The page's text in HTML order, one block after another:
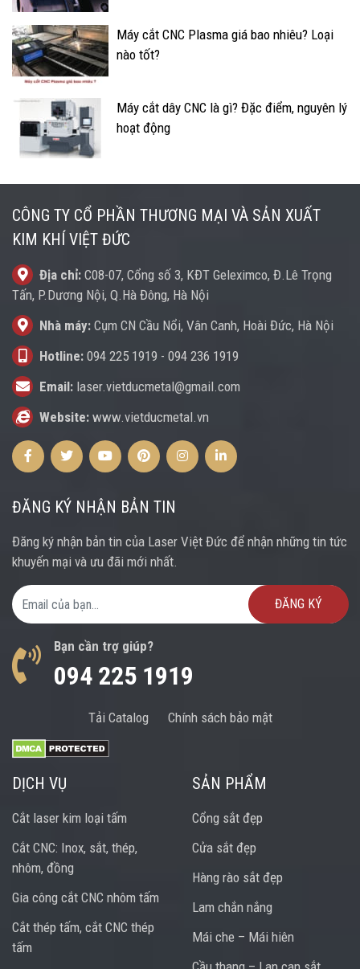
Máy cắt CNC Plasma giá bao nhiêu? Loại
nào tốt?
Máy cắt dây CNC là gì? Đặc điểm, nguyên lý
hoạt động
CÔNG TY CỔ PHẦN THƯƠNG MẠI VÀ SẢN XUẤT
KIM KHÍ VIỆT ĐỨC
Địa chỉ: C08-07, Cổng số 3, KĐT Geleximco, Đ.Lê Trọng
Tấn, P.Dương Nội, Q.Hà Đông, Hà Nội
Nhà máy: Cụm CN Cầu Nổi, Vân Canh, Hoài Đức, Hà Nội
Hotline: 094 225 1919 - 094 236 1919
Email: laser.vietducmetal@gmail.com
Website: www.vietducmetal.vn
FacebookTwitterYoutubePinterestInstagramInstagram
ĐĂNG KÝ NHẬN BẢN TIN
Đăng ký nhận bản tin của Laser Việt Đức để nhận những tin tức
khuyến mại và ưu đãi mới nhất.
Email Address
Bạn cần trợ giúp?
094 225 1919
Tải Catalog Chính sách bảo mật
DỊCH VỤ
Cắt laser kim loại tấm
Cắt CNC: Inox, sắt, thép,
nhôm, đồng
Gia công cắt CNC nhôm tấm
Cắt thép tấm, cắt CNC thép
tấm
SẢN PHẨM
Cổng sắt đẹp
Cửa sắt đẹp
Hàng rào sắt đẹp
Lam chắn nắng
Mái che – Mái hiên